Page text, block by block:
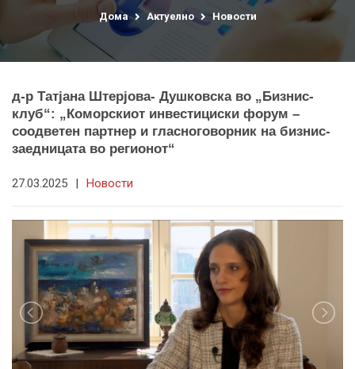
Дома Актуелно Новости
д-р Татјана Штерјова- Душковска во „Бизнис-
клуб“: „Коморскиот инвестициски форум –
соодветен партнер и гласноговорник на бизнис-
заедницата во регионот“
27.03.2025 | Новости